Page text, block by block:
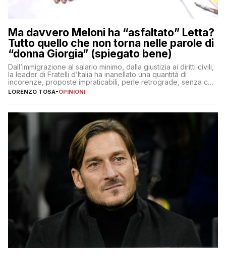
Ma davvero Meloni ha “asfaltato” Letta?
Tutto quello che non torna nelle parole di
“donna Giorgia” (spiegato bene)
Dall’immigrazione al salario minimo, dalla giustizia ai diritti civili,
la leader di Fratelli d’Italia ha inanellato una quantità di
incorenze, proposte impraticabili, perle retrograde, senza che
nessuno – a destra come a sinistra – glielo abbia fatto notare
LORENZO TOSA-OPINIONI